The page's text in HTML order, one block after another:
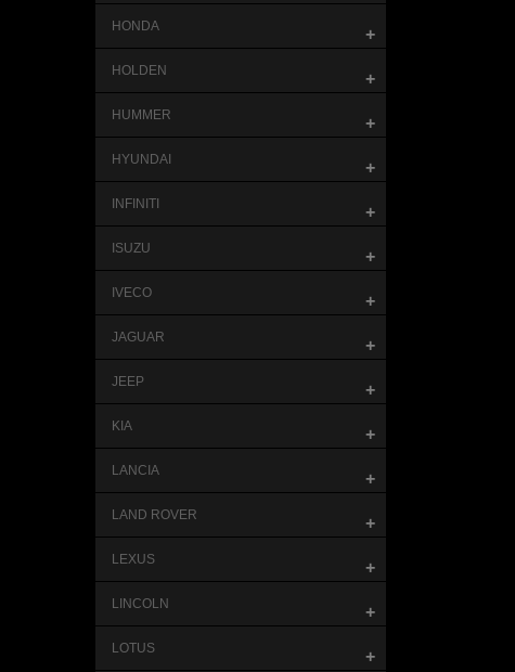
HONDA +
HOLDEN +
HUMMER +
HYUNDAI +
INFINITI +
ISUZU +
IVECO +
JAGUAR +
JEEP +
KIA +
LANCIA +
LAND ROVER +
LEXUS +
LINCOLN +
LOTUS +